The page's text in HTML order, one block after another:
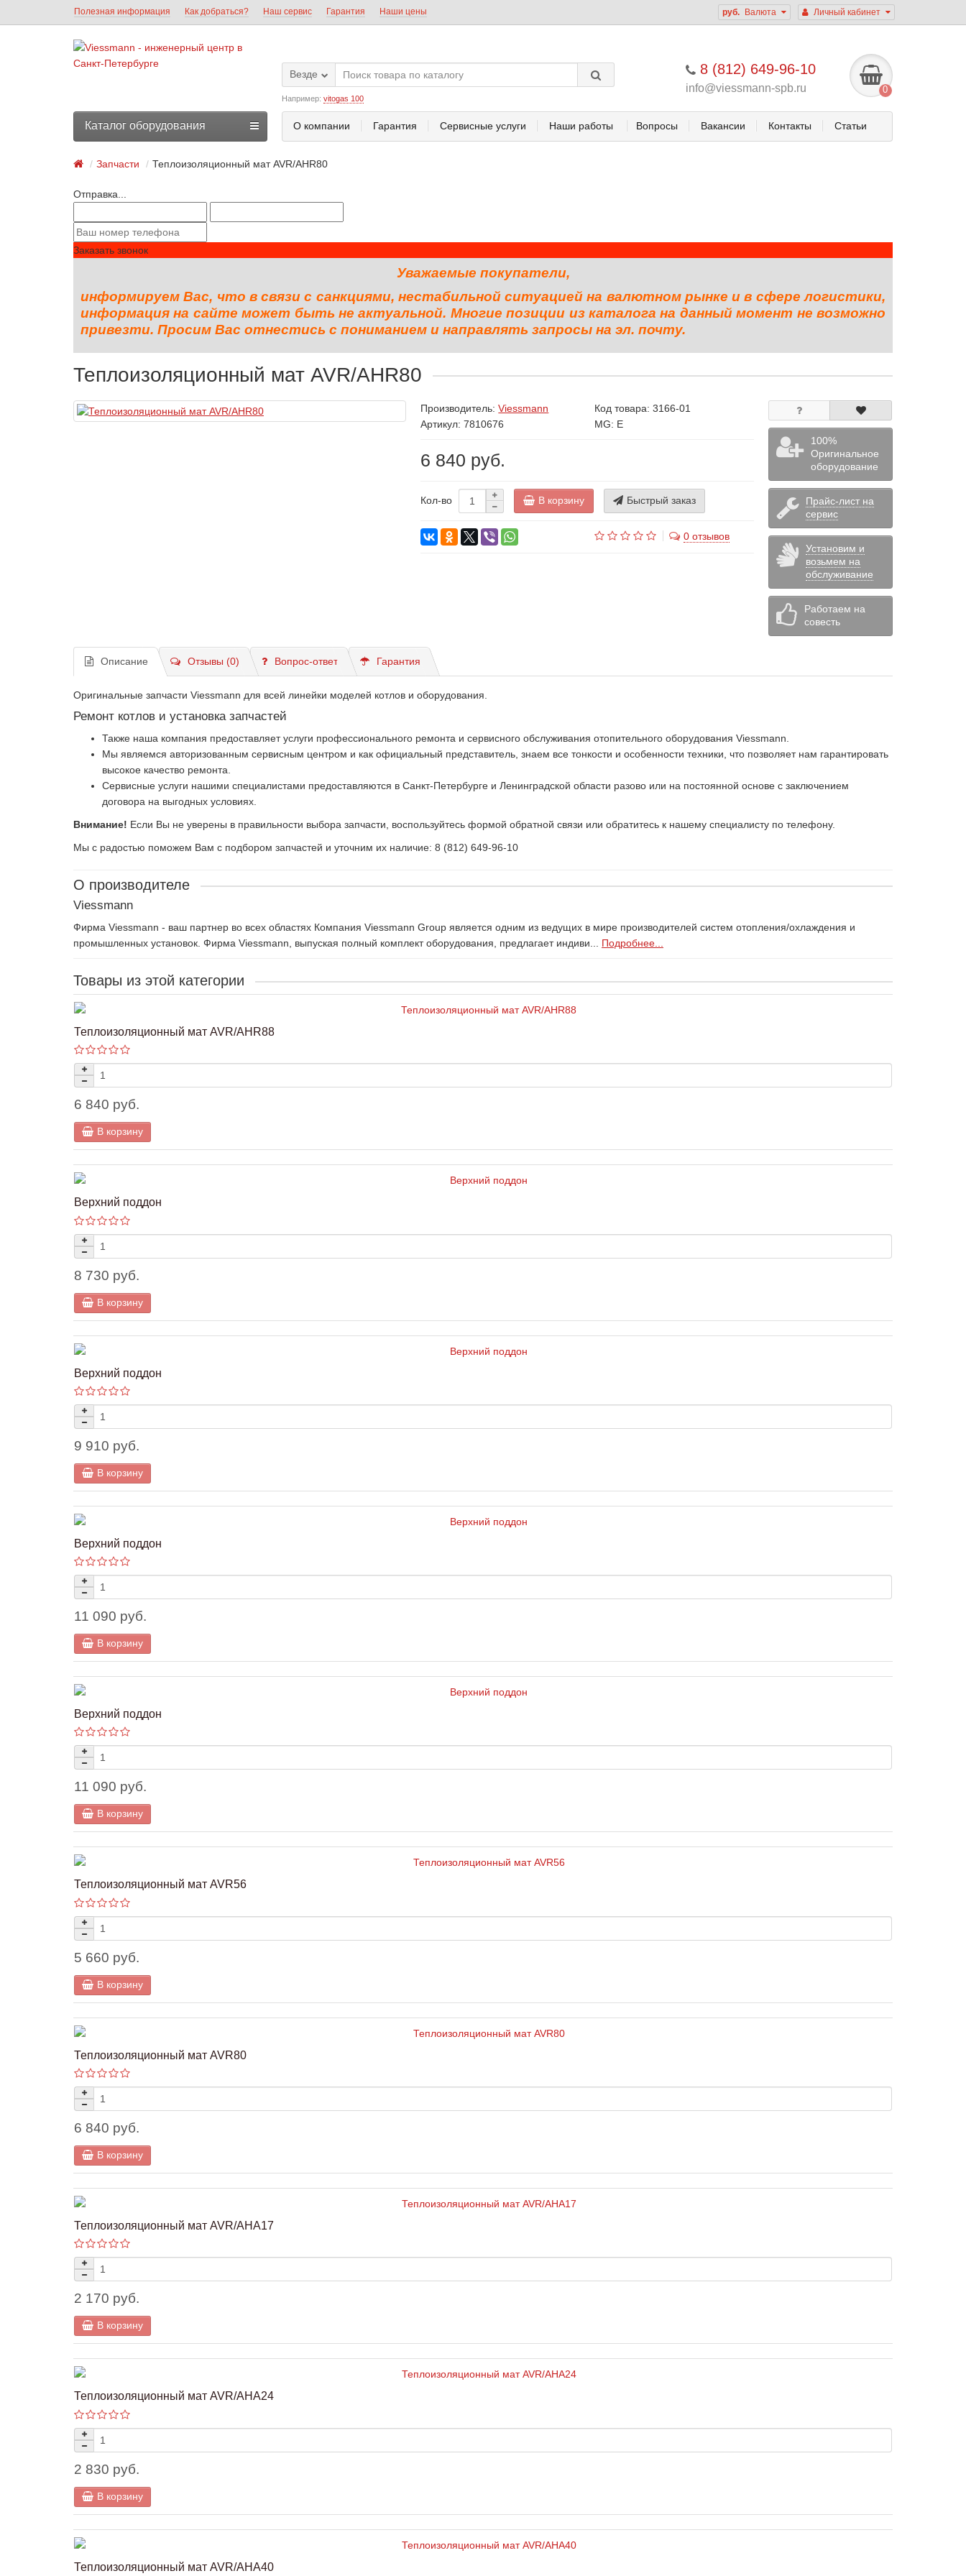
Личный кабинет
руб. Валюта
Полезная информация Как добраться? Наш сервис Гарантия Наши цены
8 (812) 649-96-10
info@viessmann-spb.ru 0
Везде
Например: vitogas 100
О компании Гарантия Сервисные услуги Наши работы Вопросы Вакансии Контакты Статьи
Каталог оборудования
Запчасти Теплоизоляционный мат AVR/AHR80
Отправка...
Заказать звонок
Уважаемые покупатели,
информируем Вас, что в связи с санкциями, нестабильной ситуацией на валютном рынке и в сфере логистики,
информация на сайте может быть не актуальной. Многие позиции из каталога на данный момент не возможно
привезти. Просим Вас отнестись с пониманием и направлять запросы на эл. почту.
Теплоизоляционный мат AVR/AHR80
Производитель:Viessmann Код товара: 3166-01
Артикул: 7810676
MG: E
6 840 руб.
Кол-во В корзину Быстрый заказ
0 отзывов
100%
Оригинальное
оборудование
Прайс-лист на
сервис
Установим и
возьмем на
обслуживание
Работаем на
совесть
Описание Отзывы (0) Вопрос-ответ Гарантия
Оригинальные запчасти Viessmann для всей линейки моделей котлов и оборудования.
Ремонт котлов и установка запчастей
Также наша компания предоставляет услуги профессионального ремонта и сервисного обслуживания отопительного оборудования Viessmann.
Мы являемся авторизованным сервисным центром и как официальный представитель, знаем все тонкости и особенности техники, что позволяет нам гарантировать
высокое качество ремонта.
Сервисные услуги нашими специалистами предоставляются в Санкт-Петербурге и Ленинградской области разово или на постоянной основе с заключением
договора на выгодных условиях.
Внимание! Если Вы не уверены в правильности выбора запчасти, воспользуйтесь формой обратной связи или обратитесь к нашему специалисту по телефону.
Мы с радостью поможем Вам с подбором запчастей и уточним их наличие: 8 (812) 649-96-10
О производителе
Viessmann
Фирма Viessmann - ваш партнер во всех областях Компания Viessmann Group является одним из ведущих в мире производителей систем отопления/охлаждения и
промышленных установок. Фирма Viessmann, выпуская полный комплект оборудования, предлагает индиви... Подробнее...
Товары из этой категории
Теплоизоляционный мат AVR/AHR88
6 840 руб.
В корзину
Верхний поддон
8 730 руб.
В корзину
Верхний поддон
9 910 руб.
В корзину
Верхний поддон
11 090 руб.
В корзину
Верхний поддон
11 090 руб.
В корзину
Теплоизоляционный мат AVR56
5 660 руб.
В корзину
Теплоизоляционный мат AVR80
6 840 руб.
В корзину
Теплоизоляционный мат AVR/AHA17
2 170 руб.
В корзину
Теплоизоляционный мат AVR/AHA24
2 830 руб.
В корзину
Теплоизоляционный мат AVR/AHA40